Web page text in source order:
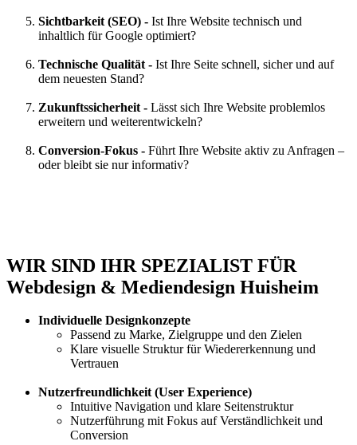
Sichtbarkeit (SEO) - Ist Ihre Website technisch und
inhaltlich für Google optimiert?
Technische Qualität - Ist Ihre Seite schnell, sicher und auf
dem neuesten Stand?
Zukunftssicherheit - Lässt sich Ihre Website problemlos
erweitern und weiterentwickeln?
Conversion-Fokus - Führt Ihre Website aktiv zu Anfragen –
oder bleibt sie nur informativ?
WIR SIND IHR SPEZIALIST FÜR
Webdesign & Mediendesign Huisheim
Individuelle Designkonzepte
Passend zu Marke, Zielgruppe und den Zielen
Klare visuelle Struktur für Wiedererkennung und
Vertrauen
Nutzerfreundlichkeit (User Experience)
Intuitive Navigation und klare Seitenstruktur
Nutzerführung mit Fokus auf Verständlichkeit und
Conversion